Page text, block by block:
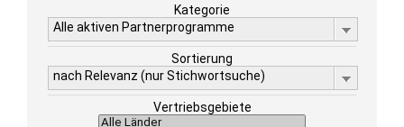
Kategorie
Alle aktiven Partnerprogramme
Sortierung
nach Relevanz (nur Stichwortsuche)
Vertriebsgebiete